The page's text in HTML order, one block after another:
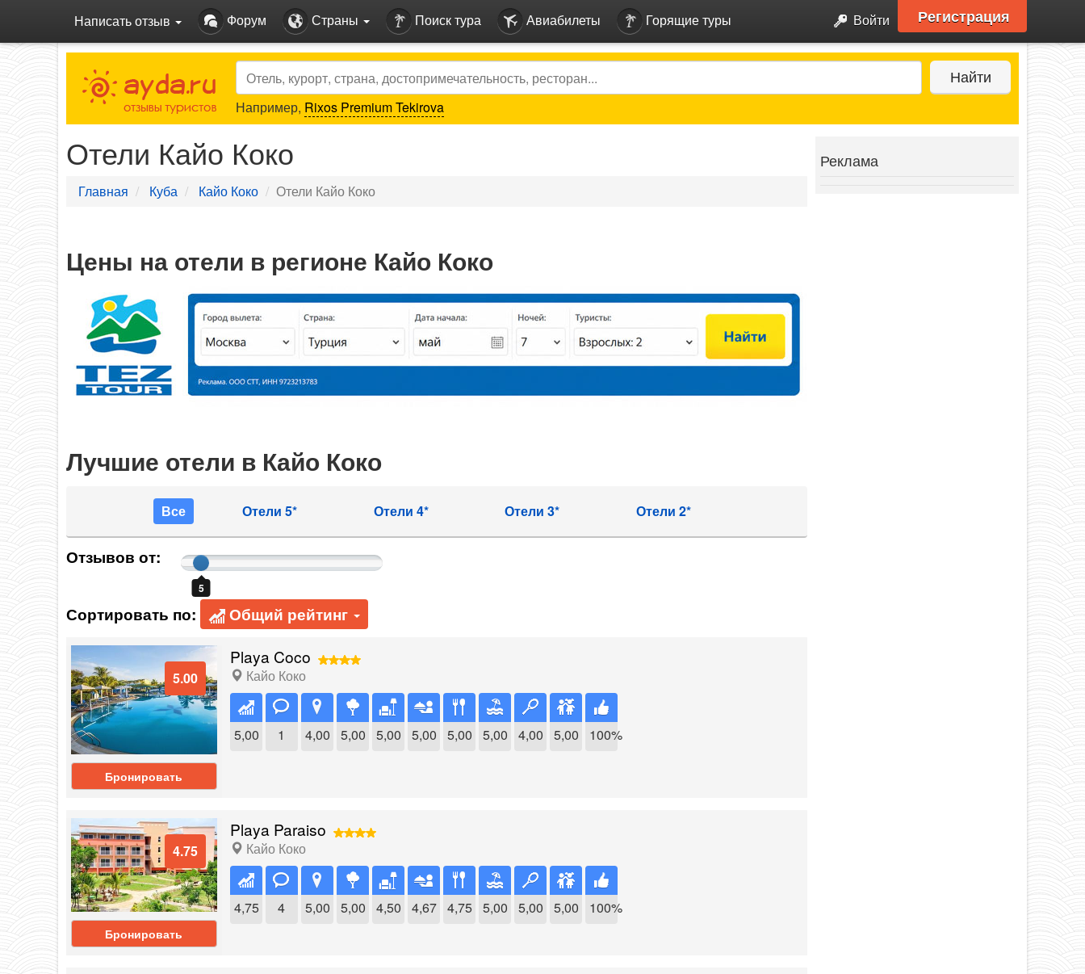
Написать отзыв Форум Страны Поиск тура Авиабилеты Горящие туры Войти Регистрация
Search Найти
Например, Rixos Premium Tekirova
Отели Кайо Коко
Главная Куба Кайо Коко Отели Кайо Коко
Цены на отели в регионе Кайо Коко
Лучшие отели в Кайо Коко
Все Отели 5* Отели 4* Отели 3* Отели 2*
Отзывов от:
5
Сортировать по: Общий рейтинг
5.00
Бронировать
Playa Coco
Кайо Коко
5,00 1 4,00 5,00 5,00 5,00 5,00 5,00 4,00 5,00 100%
4.75
Бронировать
Playa Paraiso
Кайо Коко
4,75 4 5,00 5,00 4,50 4,67 4,75 5,00 5,00 5,00 100%
Реклама